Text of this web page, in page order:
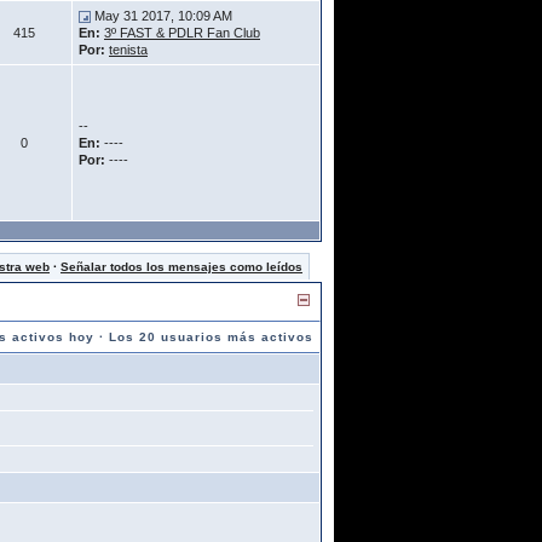
415
May 31 2017, 10:09 AM
En: 3º FAST & PDLR Fan Club
Por: tenista
0
--
En: ----
Por: ----
web · Señalar todos los mensajes como leídos
activos hoy · Los 20 usuarios más activos